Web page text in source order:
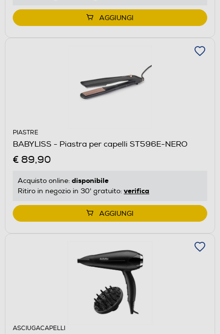
AGGIUNGI
PIASTRE
BABYLISS - Piastra per capelli ST596E-NERO
€ 89,90
Acquisto online: disponibile
Ritiro in negozio in 30' gratuito: verifica
AGGIUNGI
ASCIUGACAPELLI